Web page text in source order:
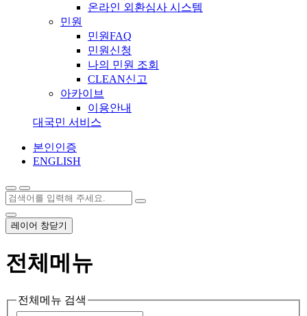
온라인 외환심사 시스템
민원
민원FAQ
민원신청
나의 민원 조회
CLEAN신고
아카이브
이용안내
대국민 서비스
본인인증
ENGLISH
레이어 창닫기
전체메뉴
전체메뉴 검색